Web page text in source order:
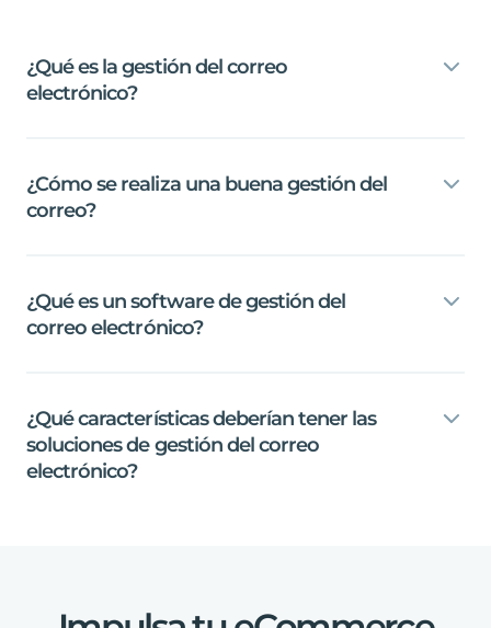
¿Quées la gestióndelcorreo
electrónico?
¿Cómose realiza una buenagestióndel
correo?
¿Quées un softwaredegestióndel
correoelectrónico?
¿Quécaracterísticasdeberíantener las
solucionesde gestióndelcorreo
electrónico?